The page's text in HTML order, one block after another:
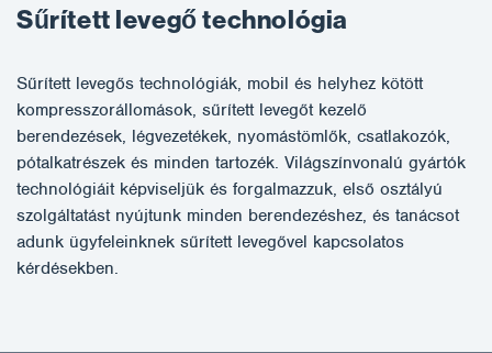
Sűrített levegő technológia
Sűrített levegős technológiák, mobil és helyhez kötött
kompresszorállomások, sűrített levegőt kezelő
berendezések, légvezetékek, nyomástömlők, csatlakozók,
pótalkatrészek és minden tartozék. Világszínvonalú gyártók
technológiáit képviseljük és forgalmazzuk, első osztályú
szolgáltatást nyújtunk minden berendezéshez, és tanácsot
adunk ügyfeleinknek sűrített levegővel kapcsolatos
kérdésekben.